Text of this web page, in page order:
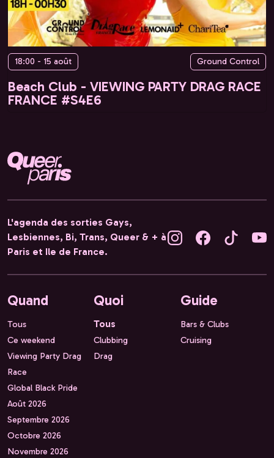
18:00 - 15 août Ground Control
Beach Club - VIEWING PARTY DRAG RACE
FRANCE #S4E6
L'agenda des sorties Gays,
Lesbiennes, Bi, Trans, Queer & + à
Paris et Ile de France.
Quand
Tous
Ce weekend
Viewing Party Drag
Race
Global Black Pride
Août 2026
Septembre 2026
Octobre 2026
Novembre 2026
Quoi
Tous
Clubbing
Drag
Guide
Bars & Clubs
Cruising